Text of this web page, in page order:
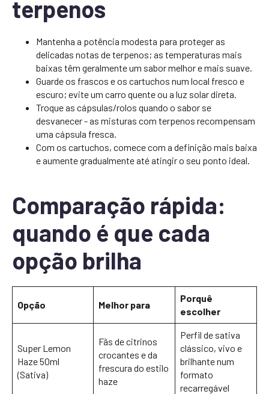
terpenos
Mantenha a potência modesta para proteger as
delicadas notas de terpenos; as temperaturas mais
baixas têm geralmente um sabor melhor e mais suave.
Guarde os frascos e os cartuchos num local fresco e
escuro; evite um carro quente ou a luz solar direta.
Troque as cápsulas/rolos quando o sabor se
desvanecer - as misturas com terpenos recompensam
uma cápsula fresca.
Com os cartuchos, comece com a definição mais baixa
e aumente gradualmente até atingir o seu ponto ideal.
Comparação rápida:
quando é que cada
opção brilha
Opção Melhor para
Porquê
escolher
Super Lemon
Haze 50ml
(Sativa)
Fãs de citrinos
crocantes e da
frescura do estilo
haze
Perfil de sativa
clássico, vivo e
brilhante num
formato
recarregável